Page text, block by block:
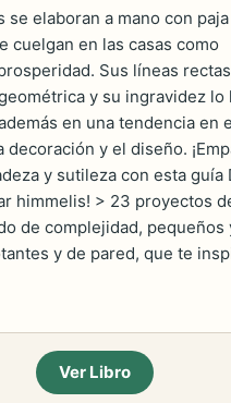
se elaboran a mano con
cuelgan en las casas como
Sus líneas
y su ingravidez lo
en una tendencia en
decoración y el diseño.
y sutileza con esta guía
himmelis! > 23 proyectos
de complejidad, pequeños
y de pared, que te
Ver Libro